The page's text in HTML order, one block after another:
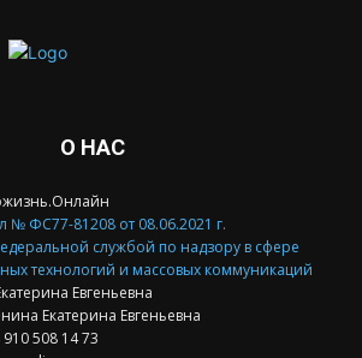
О НАС
№ ФС77-81208 от 08.06.2021 г.
службой по надзору в сфере
технологий и массовых коммуникаций
Евгеньевна
Екатерина Евгеньевна
508 14 73